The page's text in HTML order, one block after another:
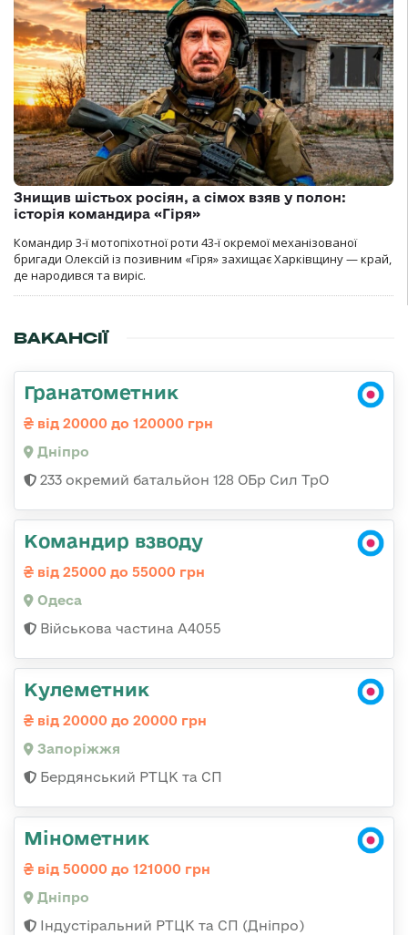
Знищив шістьох росіян, а сімох взяв у полон:
історія командира «Гіря»
Командир 3-ї мотопіхотної роти 43-ї окремої механізованої
бригади Олексій із позивним «Гіря» захищає Харківщину — край,
де народився та виріс.
ВАКАНСІЇ
Гранатометник
від 20000 до 120000 грн
Дніпро
233 окремий батальйон 128 ОБр Сил ТрО
Командир взводу
від 25000 до 55000 грн
Одеса
Військова частина А4055
Кулеметник
від 20000 до 20000 грн
Запоріжжя
Бердянський РТЦК та СП
Мінометник
від 50000 до 121000 грн
Дніпро
Індустіральний РТЦК та СП (Дніпро)